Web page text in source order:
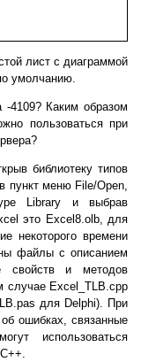
лист с диаграммой
умолчанию.
-4109? Каким образом
пользоваться при
библиотеку типов
пункт меню File/Open,
Library и выбрав
это Excel8.olb, для
некоторого времени
файлы с описанием
свойств и методов
случае Excel_TLB.cpp
для Delphi). При
ошибках, связанные
использоваться